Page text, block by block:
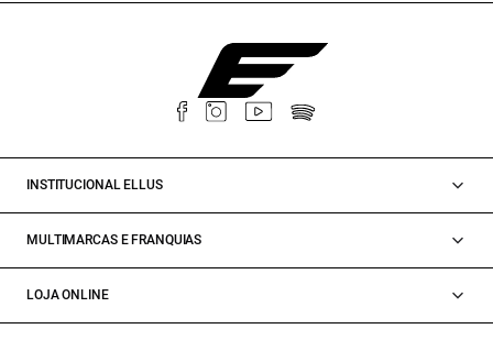
INSTITUCIONAL ELLUS
MULTIMARCAS E FRANQUIAS
LOJA ONLINE